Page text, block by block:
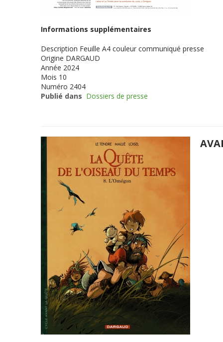
Informations supplémentaires
Description Feuille A4 couleur communiqué presse
Origine DARGAUD
Année 2024
Mois 10
Numéro 2404
Publié dans Dossiers de presse